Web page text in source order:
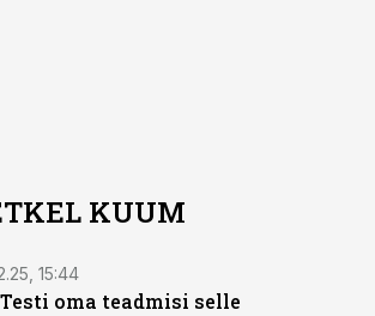
KUUM
15:44
Testi oma teadmisi selle